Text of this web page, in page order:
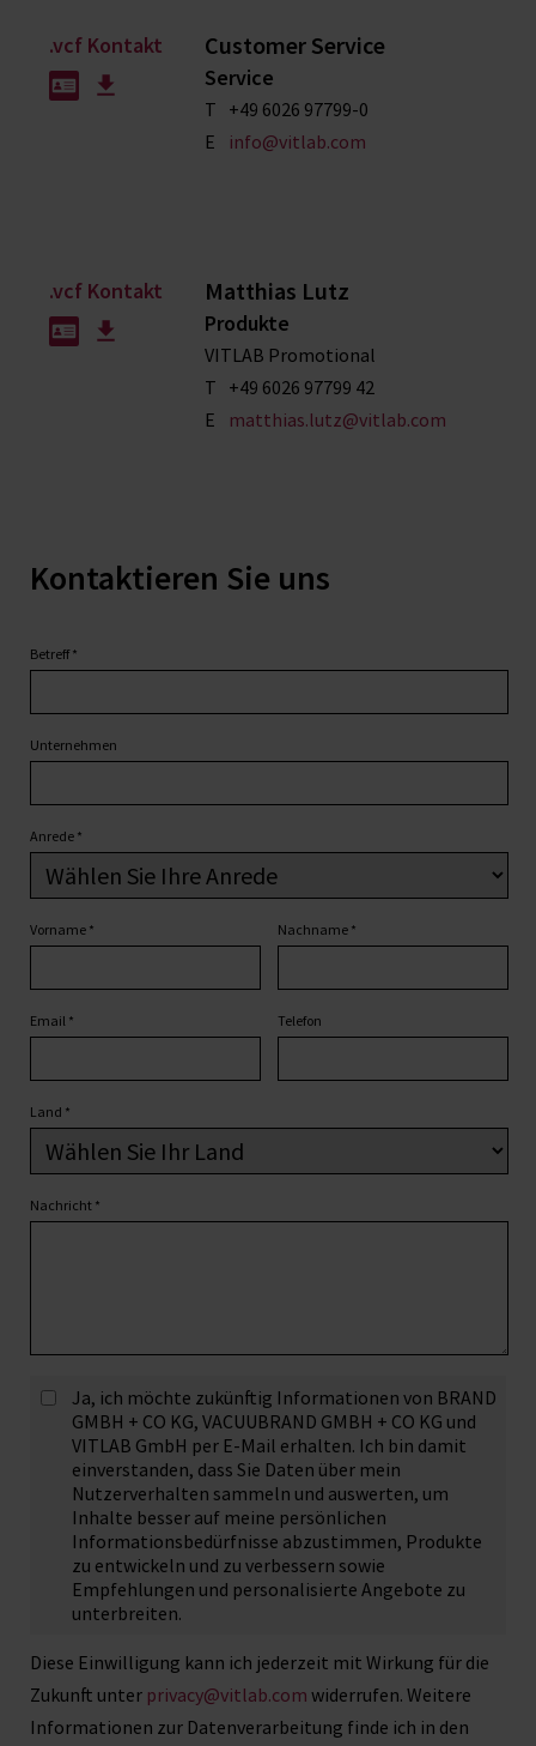
.vcf Kontakt Customer Service
Service
T +49 6026 97799-0
E
info@vitlab.com
.vcf Kontakt Matthias Lutz
Produkte
VITLAB Promotional
T +49 6026 97799 42
E
matthias.lutz@vitlab.com
Kontaktieren Sie uns
Betreff*
Unternehmen
Anrede *
Vorname * Nachname *
Email * Telefon
Land *
Nachricht *
Ja, ich möchte zukünftig Informationen von BRAND
GMBH + CO KG, VACUUBRAND GMBH + CO KG und
VITLAB GmbH per E-Mail erhalten. Ich bin damit
einverstanden, dass Sie Daten über mein
Nutzerverhalten sammeln und auswerten, um
Inhalte besser auf meine persönlichen
Informationsbedürfnisse abzustimmen, Produkte
zu entwickeln und zu verbessern sowie
Empfehlungen und personalisierte Angebote zu
unterbreiten.
Diese Einwilligung kann ich jederzeit mit Wirkung für die
Zukunft unter privacy@vitlab.com widerrufen. Weitere
Informationen zur Datenverarbeitung finde ich in den